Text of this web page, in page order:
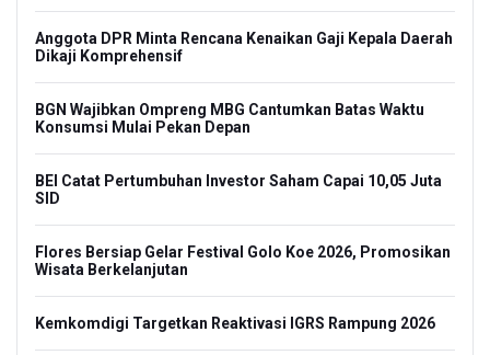
Anggota DPR Minta Rencana Kenaikan Gaji Kepala Daerah
Dikaji Komprehensif
BGN Wajibkan Ompreng MBG Cantumkan Batas Waktu
Konsumsi Mulai Pekan Depan
BEI Catat Pertumbuhan Investor Saham Capai 10,05 Juta
SID
Flores Bersiap Gelar Festival Golo Koe 2026, Promosikan
Wisata Berkelanjutan
Kemkomdigi Targetkan Reaktivasi IGRS Rampung 2026